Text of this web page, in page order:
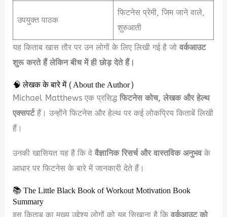
उपयुक्त पाठक
फिटनेस प्रेमी, जिम जाने वाले,
शुरुआती
यह किताब खास तौर पर उन लोगों के लिए लिखी गई है जोवर्कआउट
शुरू करते हैं लेकिन बीच में ही छोड़ देते हैं।
🧠 लेखक के बारे में (About the Author)
Michael Matthews एक प्रसिद्धफिटनेस कोच, लेखक और हेल्थ
एक्सपर्टहैं। उन्होंने फिटनेस और हेल्थ पर कई लोकप्रिय किताबें लिखी
हैं।
उनकी खासियत यह है कि वेवैज्ञानिक रिसर्च और वास्तविक अनुभवके
आधार पर फिटनेस के बारे में जानकारी देते हैं।
📚 The Little Black Book of Workout Motivation Book
Summary
इस किताब का मुख्य उद्देश्य लोगों को यह सिखाना है किवर्कआउट को